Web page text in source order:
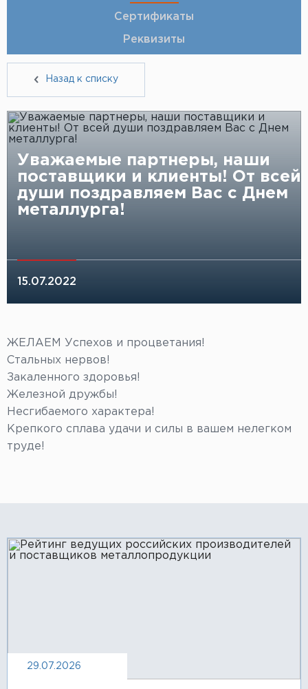
Латунный квадрат
Латунный лист
Латунный пруток
Латунный шестигранник
БРОНЗА
Бронзовая проволока
Бронзовый пруток
НЕРЖАВЕЮЩАЯ СТАЛЬ
Лист нержавеющий
СВИНЕЦ
Свинец
Вакансии
Новости
Доставка
Контакты
Сертификаты
Реквизиты
Назад к списку
Уважаемые партнеры, наши
поставщики и клиенты! От всей
души поздравляем Вас с Днем
металлурга!
15.07.2022
ЖЕЛАЕМ Успехов и процветания!
Стальных нервов!
Закаленного здоровья!
Железной дружбы!
Несгибаемого характера!
Крепкого сплава удачи и силы в вашем нелегком
труде!
29.07.2026